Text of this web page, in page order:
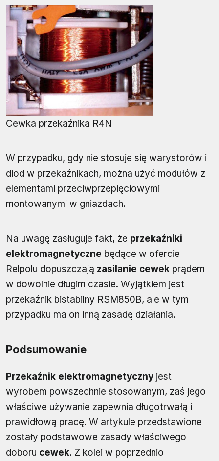
Cewka przekaźnika R4N
W przypadku, gdy nie stosuje się warystorów i
diod w przekaźnikach, można użyć modułów z
elementami przeciwprzepięciowymi
montowanymi w gniazdach.
Na uwagę zasługuje fakt, że przekaźniki
elektromagnetyczne będące w ofercie
Relpolu dopuszczają zasilanie cewek prądem
w dowolnie długim czasie. Wyjątkiem jest
przekaźnik bistabilny RSM850B, ale w tym
przypadku ma on inną zasadę działania.
Podsumowanie
Przekaźnik elektromagnetyczny jest
wyrobem powszechnie stosowanym, zaś jego
właściwe używanie zapewnia długotrwałą i
prawidłową pracę. W artykule przedstawione
zostały podstawowe zasady właściwego
doboru cewek. Z kolei w poprzednio